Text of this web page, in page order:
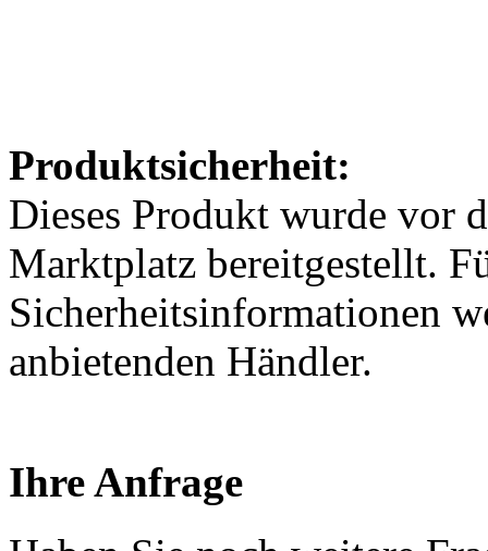
Produktsicherheit:
Dieses Produkt wurde vor
Marktplatz bereitgestellt.
Sicherheitsinformationen
anbietenden Händler.
Ihre Anfrage